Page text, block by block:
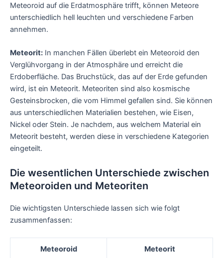
Meteoroid auf die Erdatmosphäre trifft, können Meteore
unterschiedlich hell leuchten und verschiedene Farben
annehmen.
Meteorit: In manchen Fällen überlebt ein Meteoroid den
Verglühvorgang in der Atmosphäre und erreicht die
Erdoberfläche. Das Bruchstück, das auf der Erde gefunden
wird, ist ein Meteorit. Meteoriten sind also kosmische
Gesteinsbrocken, die vom Himmel gefallen sind. Sie können
aus unterschiedlichen Materialien bestehen, wie Eisen,
Nickel oder Stein. Je nachdem, aus welchem Material ein
Meteorit besteht, werden diese in verschiedene Kategorien
eingeteilt.
Die wesentlichen Unterschiede zwischen
Meteoroiden und Meteoriten
Die wichtigsten Unterschiede lassen sich wie folgt
zusammenfassen:
Meteoroid Meteorit